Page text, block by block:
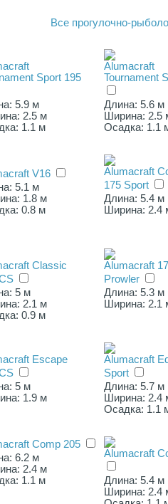
Все прогулочно-
Sport 195
5.9 м
2.5 м
1.1 м
Alumacraft
Tournament
Длина: 5.6 м
Ширина: 2.5
Осадка: 1.1
V16
5.1 м
1.8 м
0.8 м
Alumacraft
175 Sport
Длина: 5.4 м
Ширина: 2.4
Classic
5 м
2.1 м
0.9 м
Alumacraft
Prowler
Длина: 5.3 м
Ширина: 2.1
Escape
5 м
1.9 м
Alumacraft
Sport
Длина: 5.7 м
Ширина: 2.4
Осадка: 1.1
Comp 205
6.2 м
2.4 м
1.1 м
Alumacraft
Длина: 5.4 м
Ширина: 2.4